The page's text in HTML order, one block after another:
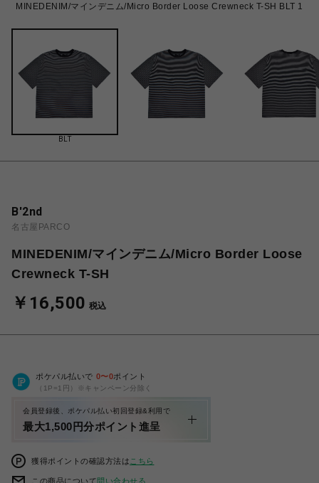
MINEDENIM/マインデニム/Micro Border Loose Crewneck T-SH BLT 1
BLT
B'2nd
名古屋PARCO
MINEDENIM/マインデニム/Micro Border Loose
Crewneck T-SH
￥16,500 税込
ポケパル払いで 0〜0ポイント
（1P=1円）※キャンペーン分除く
会員登録後、ポケパル払い初回登録&利用で
最大1,500円分ポイント進呈
獲得ポイントの確認方法は こちら
この商品について問い合わせる